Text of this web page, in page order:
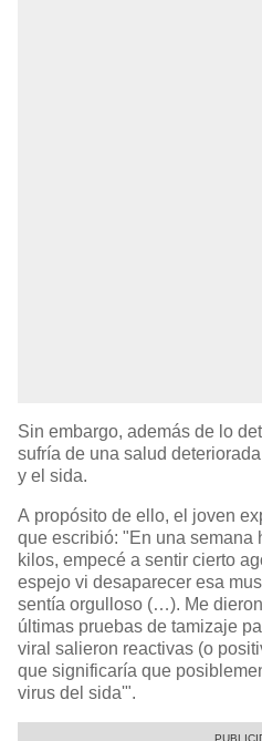
Sin embargo, además de lo
sufría de una salud
y el sida.
A propósito de ello, el joven
que escribió: "En una semana
kilos, empecé a sentir cierto
espejo vi desaparecer esa
sentía orgulloso (…). Me
últimas pruebas de tamizaje
viral salieron reactivas (o
que significaría que
virus del sida'".